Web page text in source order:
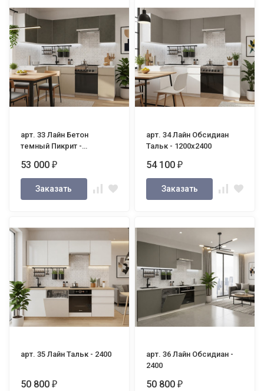
арт. 33 Лайн Бетон
темный Пикрит -
53 000₽
Заказать
арт. 34 Лайн Обсидиан
Тальк - 1200х2400
54 100₽
Заказать
арт. 35 Лайн Тальк - 2400
50 800₽
арт. 36 Лайн Обсидиан -
2400
50 800₽